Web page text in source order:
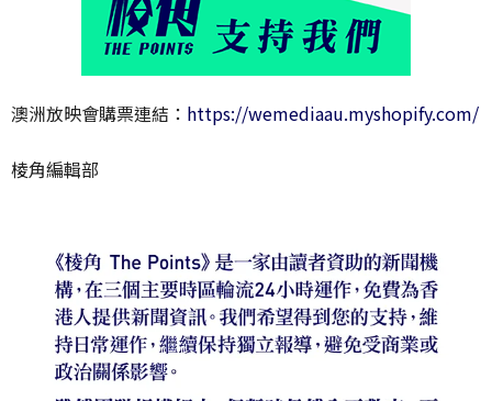
澳洲放映會購票連結： https://wemediaau.myshopify.com/
棱角編輯部